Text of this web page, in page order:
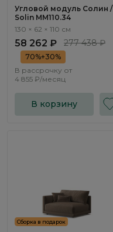
Угловой модуль Солин /
Solin ММ110.34
130 × 62 × 110 см
58 262 ₽ 277 438 ₽
70%+30%
В рассрочку от
4 855 ₽/месяц
В корзину
Сборка в подарок